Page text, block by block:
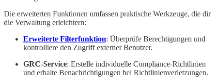
Die erweiterten Funktionen umfassen praktische Werkzeuge, die dir
die Verwaltung erleichtern:
Erweiterte Filterfunktion: Überprüfe Berechtigungen und
kontrolliere den Zugriff externer Benutzer.
GRC-Service: Erstelle individuelle Compliance-Richtlinien
und erhalte Benachrichtigungen bei Richtlinienverletzungen.